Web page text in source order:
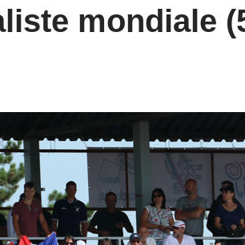
mondiale